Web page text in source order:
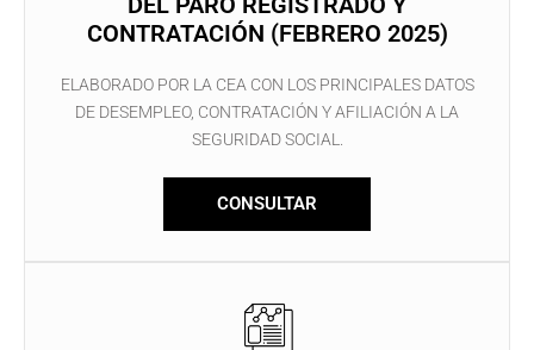
CONTRATACIÓN (FEBRERO 2025)
ELABORADO POR LA CEA CON LOS PRINCIPALES DATOS
DE DESEMPLEO, CONTRATACIÓN Y AFILIACIÓN A LA
SEGURIDAD SOCIAL.
CONSULTAR